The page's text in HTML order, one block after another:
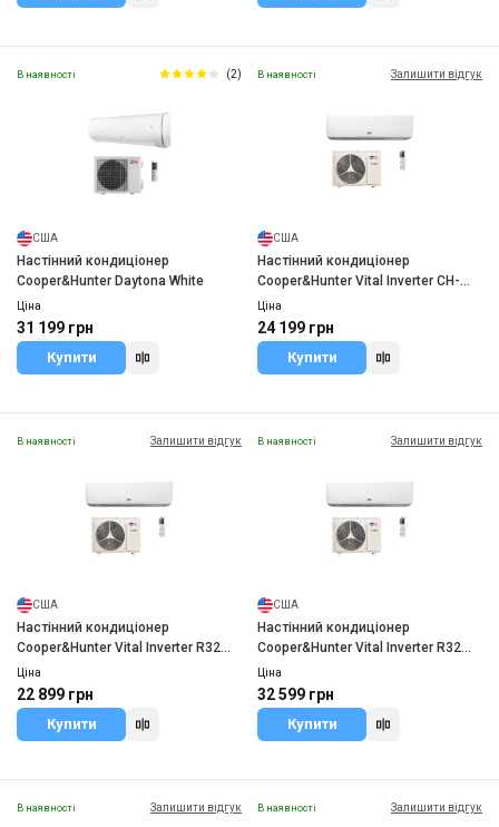
В наявності (2)
США
Настінний кондиціонер
Cooper&Hunter Daytona White
Ціна
31 199 грн
Купити
В наявності Залишити відгук
США
Настінний кондиціонер
Cooper&Hunter Vital Inverter CH-
S12FTXF-NG
Ціна
24 199 грн
Купити
В наявності Залишити відгук
США
Настінний кондиціонер
Cooper&Hunter Vital Inverter R32
CH-S09FTXF2-NG
Ціна
22 899 грн
Купити
В наявності Залишити відгук
США
Настінний кондиціонер
Cooper&Hunter Vital Inverter R32
CH-S18FTXF2-NG
Ціна
32 599 грн
Купити
В наявності Залишити відгук В наявності Залишити відгук